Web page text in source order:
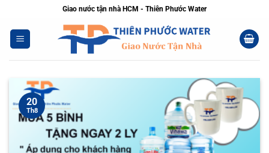
dung
Giao nước tận nhà HCM - Thiên Phước Water
20
Th8